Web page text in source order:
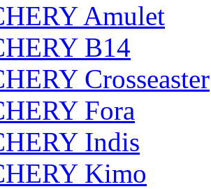
Amulet
B14
Crosseaster
Fora
Indis
Kimo